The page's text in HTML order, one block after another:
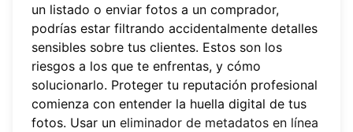
un listado o enviar fotos a un comprador,
podrías estar filtrando accidentalmente detalles
sensibles sobre tus clientes. Estos son los
riesgos a los que te enfrentas, y cómo
solucionarlo. Proteger tu reputación profesional
comienza con entender la huella digital de tus
fotos. Usar un eliminador de metadatos en línea